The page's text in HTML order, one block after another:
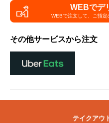
WEBでデ
WEBで注文して、 ご指
その他サービスから注文
テイクアウ